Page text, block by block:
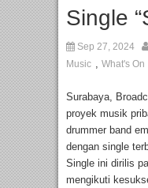
Single
Sep 27, 2024
Music , What's On
Surabaya,
proyek musik
drummer band
dengan single
Single ini dirilis
mengikuti